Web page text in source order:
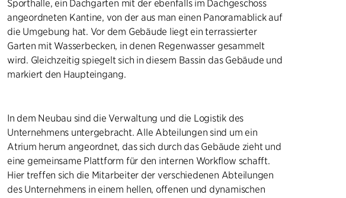
Sporthalle, ein Dachgarten mit der ebenfalls im Dachgeschoss
angeordneten Kantine, von der aus man einen Panoramablick auf
die Umgebung hat. Vor dem Gebäude liegt ein terrassierter
Garten mit Wasserbecken, in denen Regenwasser gesammelt
wird. Gleichzeitig spiegelt sich in diesem Bassin das Gebäude und
markiert den Haupteingang.
In dem Neubau sind die Verwaltung und die Logistik des
Unternehmens untergebracht. Alle Abteilungen sind um ein
Atrium herum angeordnet, das sich durch das Gebäude zieht und
eine gemeinsame Plattform für den internen Workflow schafft.
Hier treffen sich die Mitarbeiter der verschiedenen Abteilungen
des Unternehmens in einem hellen, offenen und dynamischen